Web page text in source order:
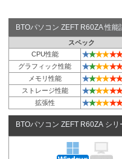
BTOパソコン ZEFT R60ZA 性
スペック
CPU性能
★★★★★★
グラフィック性能 ★★★★★★
メモリ性能 ★★★★★★
ストレージ性能 ★★★★★★
拡張性 ★★★★★★
BTOパソコン ZEFT R60ZA シリ